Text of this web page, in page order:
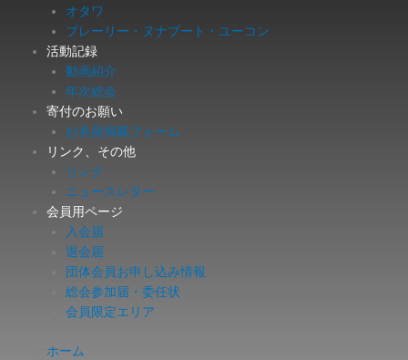
オタワ
プレーリー・ヌナブート・ユーコン
活動記録
動画紹介
年次総会
寄付のお願い
お名前掲載フォーム
リンク、その他
リンク
ニュースレター
会員用ページ
入会届
退会届
団体会員お申し込み情報
総会参加届・委任状
会員限定エリア
ホーム